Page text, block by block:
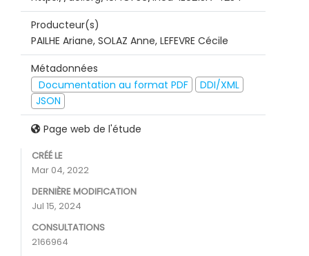
Producteur(s)
PAILHE Ariane, SOLAZ Anne, LEFEVRE Cécile
Métadonnées
Documentation au format PDF
DDI/XML
JSON
Page web de l'étude
CRÉÉ LE
Mar 04, 2022
DERNIÈRE MODIFICATION
Jul 15, 2024
CONSULTATIONS
2166964